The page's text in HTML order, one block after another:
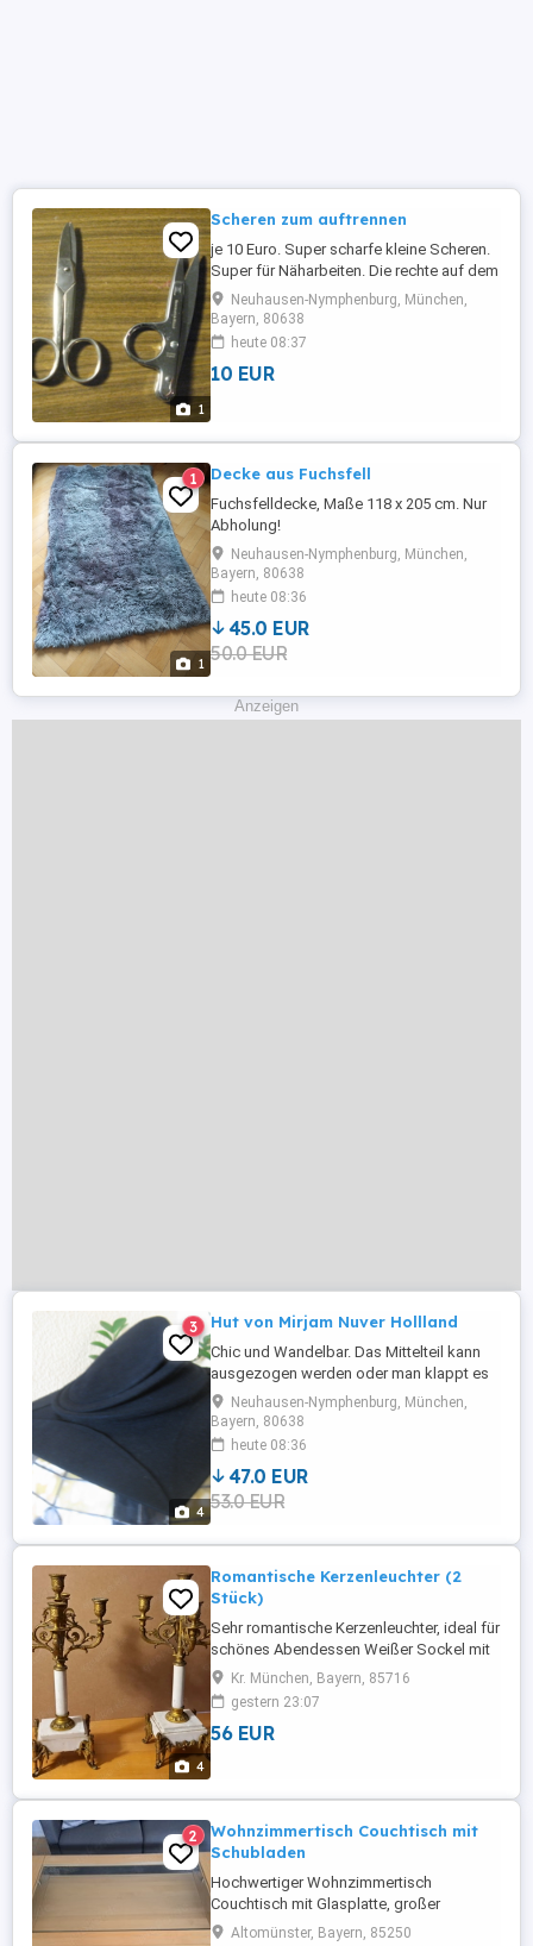
1
Scheren zum auftrennen
je 10 Euro. Super scharfe kleine Scheren.
Super für Näharbeiten. Die rechte auf dem
Bild ist schon verkauft.Nur Abholung !!
Neuhausen-Nymphenburg, München,
Bayern, 80638
heute 08:37
10 EUR
1
1 Decke aus Fuchsfell
Fuchsfelldecke, Maße 118 x 205 cm. Nur
Abholung!
Neuhausen-Nymphenburg, München,
Bayern, 80638
heute 08:36
45.0 EUR
50.0 EUR
Anzeigen
4
3 Hut von Mirjam Nuver Hollland
Chic und Wandelbar. Das Mittelteil kann
ausgezogen werden oder man klappt es
einseitig ein. Neupreis 325.- Nicht
getragen. Nur Abholung !!
Neuhausen-Nymphenburg, München,
Bayern, 80638
heute 08:36
47.0 EUR
53.0 EUR
4
Romantische Kerzenleuchter (2
Stück)
Sehr romantische Kerzenleuchter, ideal für
schönes Abendessen Weißer Sockel mit
bronzierten Armen ca. 40 cm hoch 5
Kerzenhalter Sehr romantisch Mindestens
100 Jahre alt
Kr. München, Bayern, 85716
gestern 23:07
56 EUR
2
Wohnzimmertisch Couchtisch mit
Schubladen
Hochwertiger Wohnzimmertisch
Couchtisch mit Glasplatte, großer
Schubladen, Esche Massivholz, Größe:
Altomünster, Bayern, 85250